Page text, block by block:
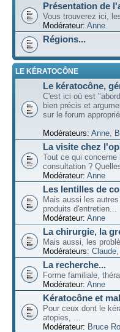
Présentation de
Vous trouverez ici,
Modérateur: Anne
Régions...
LE KÉRATOCÔNE
Le kératocône,
C'est ici où est
bien précis et
sur le forum
Modérateurs: Anne,
La visite chez
Tout ce qui
consultation ?
Modérateur: Anne
Les lentilles de
Mais aussi les
produits d'entretien...
Modérateur: Anne
La chirurgie, la
Mais aussi, les
Modérateurs: Claude,
La recherche...
Forme familiale,
Modérateur: Anne
Kératocône et
Pour ceux dont le
atopies, ...
Modérateur: Bruce